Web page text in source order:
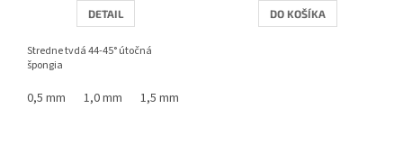
DETAIL
Stredne tvdá 44-45° útočná
špongia
0,5 mm 1,0 mm 1,5 mm
DO KOŠÍKA